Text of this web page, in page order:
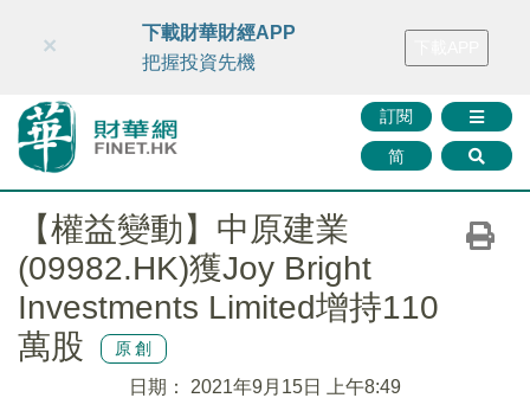
財華智庫網 FINTV FINMETA 財華證券 媒體矩陣
訂閱
简
×
下載財華財經APP
把握投資先機
【權益變動】中原建業
(09982.HK)獲Joy Bright
Investments Limited增持110
萬股
原創
日期： 2021年9月15日 上午8:49